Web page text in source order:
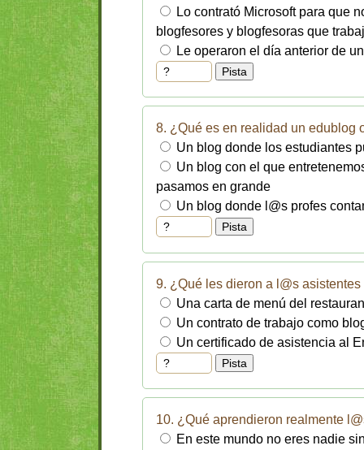
Lo contrató Microsoft para que
blogfesores y blogfesoras que
Le operaron el día anterior de
8. ¿Qué es en realidad un edublog
Un blog donde los estudiantes
Un blog con el que
pasamos en grande
Un blog donde l@s profes
9. ¿Qué les dieron a l@s
Una carta de menú del
Un contrato de trabajo como
Un certificado de asistencia al
10. ¿Qué aprendieron realmente
En este mundo no eres nadie